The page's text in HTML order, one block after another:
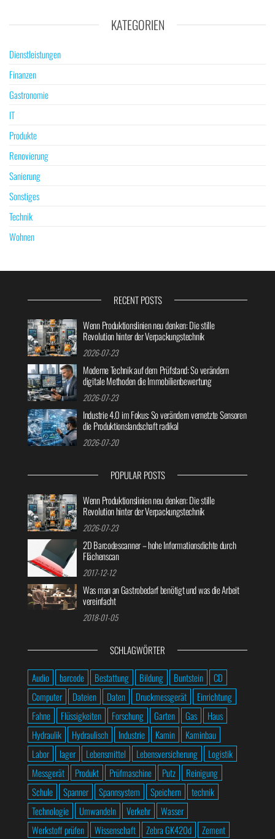
KATEGORIEN
Dienstleistungen
Finanzen
Gastronomie
IT
Produkte
Renovierung
Sanierung
Sonstiges
Technik
Wohnen
RECENT POSTS
Wenn Produktionslinien neu denken: Die stille
Revolution hinter der Verpackungstechnik
2026-07-23
Moderne Technik auf dem Prüfstand: So verändern
digitale Methoden die Immobilienbewertung
2026-07-23
Industrie 4.0 im Fokus: So verändern vernetzte Sensoren
die Produktionslandschaft radikal
2026-07-20
POPULAR POSTS
Wenn Produktionslinien neu denken: Die stille
Revolution hinter der Verpackungstechnik
2026-07-23
2D Barcodescanner – hohe Informationsdichte durch
Flächenscan
2017-12-12
Was man an Gastrobedarf benötigt und was die Arbeit
vereinfacht
2018-01-05
SCHLAGWÖRTER
Audio barcode Bestattung Bildung Buntstein
CD
Computer
Dateien Daten Druckmessgerät
Einrichtung
Fahne
Flüssigkeiten Forschung Garten Gas
Haus
Hydraulik
Hydraulisch Industrie Kamin
Kaminbau
Labor
lager Lebensmittel Lebensversicherung
Logistik
Messgerät
Produkt Prüfmaschine Putz
Reinigung
Schule
Spanner Spannsystem Speichern
technik
Technologie
Umwandeln Verkehr
Wasser
Werkstoff prüfen
Wissenschaft Zebra GK420d Zement